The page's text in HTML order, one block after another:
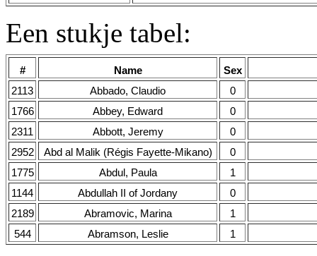
Een stukje tabel:
# Name
Sex
2113
Abbado, Claudio
0
1766
Abbey, Edward
0
2311
Abbott, Jeremy
0
2952
Abd al Malik (Régis Fayette-Mikano)
0
1775
Abdul, Paula
1
1144
Abdullah II of Jordany
0
2189
Abramovic, Marina
1
544
Abramson, Leslie 1